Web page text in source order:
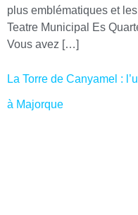
plus emblématiques et
Teatre Municipal Es
Vous avez […]
La Torre de Canyamel :
à Majorque